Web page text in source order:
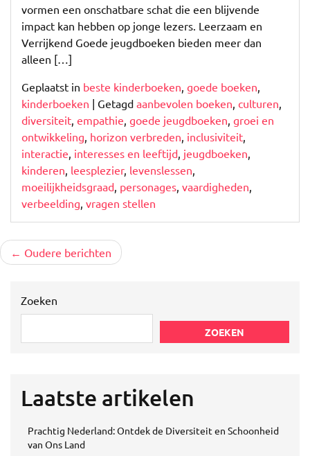
vormen een onschatbare schat die een blijvende
impact kan hebben op jonge lezers. Leerzaam en
Verrijkend Goede jeugdboeken bieden meer dan
alleen […]
Geplaatst in beste kinderboeken goede boeken
kinderboeken | Getagd aanbevolen boeken culturen
diversiteit empathie goede jeugdboeken groei en
ontwikkeling horizon verbreden inclusiviteit
interactie interesses en leeftijd jeugdboeken
kinderen leesplezier, levenslessen
moeilijkheidsgraad personages vaardigheden
verbeelding vragen stellen
Berichtnavigatie
Oudere berichten
Zoeken
ZOEKEN
Laatste artikelen
Prachtig Nederland: Ontdek de Diversiteit en Schoonheid
van Ons Land